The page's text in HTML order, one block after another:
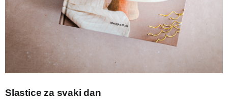
Slastice za svaki dan